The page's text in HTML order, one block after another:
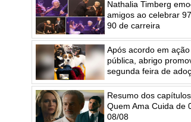
Nathalia Timberg
amigos ao celebrar
90 de carreira
Após acordo em
pública, abrigo
segunda feira de
Resumo dos
Quem Ama Cuida de
08/08